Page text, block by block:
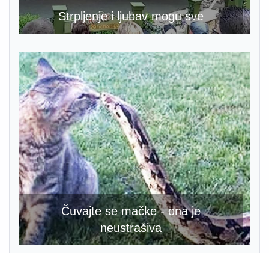
Strpljenje i ljubav mogu sve
Čuvajte se mačke - ona je
neustrašiva